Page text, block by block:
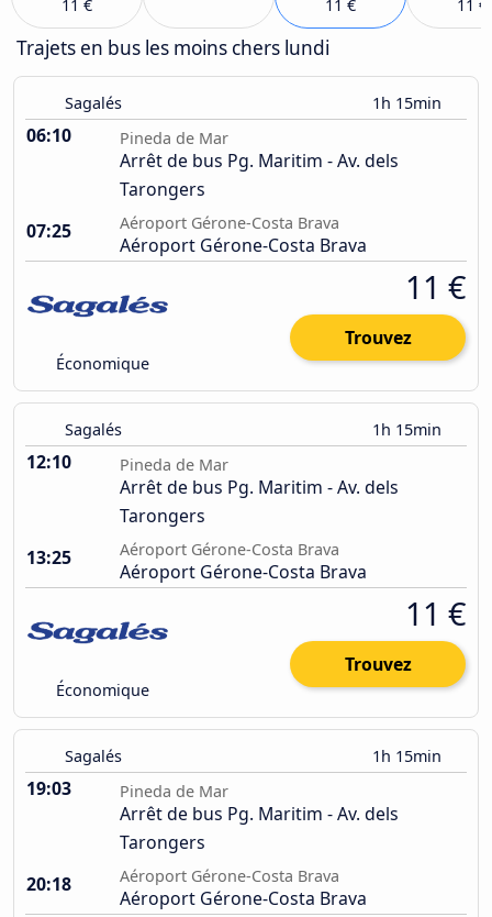
11 € 11 € 11 €
Trajets en bus les moins chers lundi
Sagalés 1h 15min
06:10 Pineda de Mar
Arrêt de bus Pg. Maritim - Av. dels
Tarongers
07:25
Aéroport Gérone-Costa Brava
Aéroport Gérone-Costa Brava
Économique
11 €
Trouvez
Sagalés 1h 15min
12:10 Pineda de Mar
Arrêt de bus Pg. Maritim - Av. dels
Tarongers
13:25
Aéroport Gérone-Costa Brava
Aéroport Gérone-Costa Brava
Économique
11 €
Trouvez
Sagalés 1h 15min
19:03 Pineda de Mar
Arrêt de bus Pg. Maritim - Av. dels
Tarongers
20:18
Aéroport Gérone-Costa Brava
Aéroport Gérone-Costa Brava